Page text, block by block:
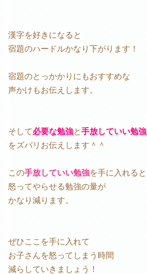
漢字を好きになると
宿題のハードルかなり下がります！
宿題のとっかかりにもおすすめな
声かけもお伝えします。
そして必要な勉強と手放していい勉強
をズバリお伝えします＾＾
この手放していい勉強を手に入れると
怒ってやらせる勉強の量が
かなり減ります。
ぜひここを手に入れて
お子さんを怒ってしまう時間
減らしていきましょう！